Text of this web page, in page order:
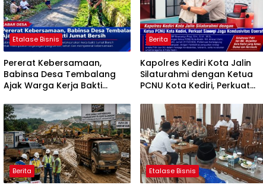
Etalase Bisnis
Pererat Kebersamaan,
Babinsa Desa Tembalang
Ajak Warga Kerja Bakti
Berita
Kapolres Kediri Kota Jalin
Silaturahmi dengan Ketua
PCNU Kota Kediri, Perkuat
Daerah
Berita Etalase Bisnis